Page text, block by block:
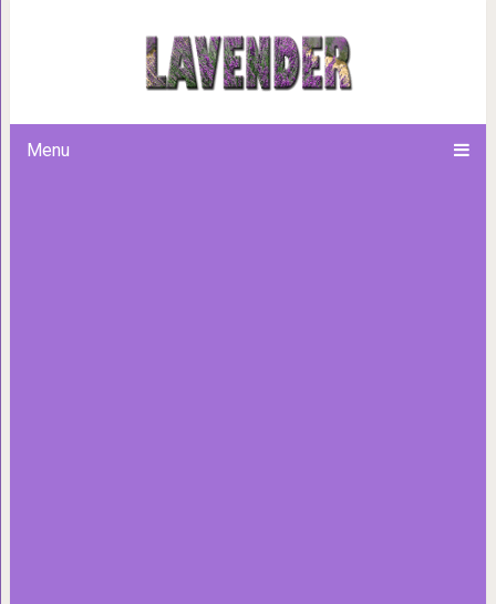
Menu
15 фото компанейских
радостно делят с